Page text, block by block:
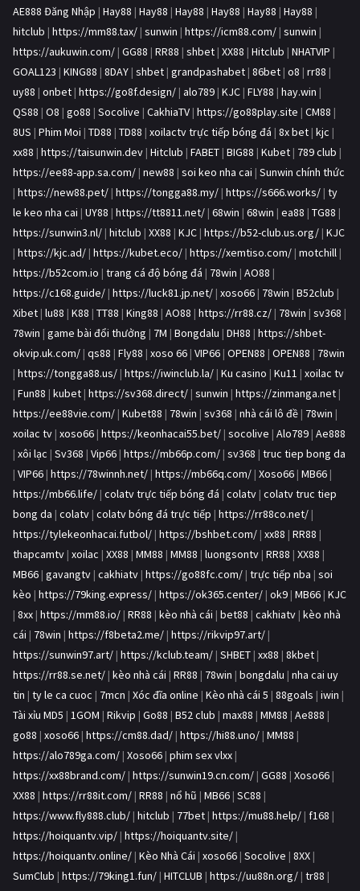
AE888 Đăng Nhập | Hay88 | Hay88 | Hay88 | Hay88 | Hay88 | Hay88 |
hitclub | https://mm88.tax/ | sunwin | https://icm88.com/ | sunwin |
https://aukuwin.com/ | GG88 | RR88 | shbet | XX88 | Hitclub | NHATVIP |
GOAL123 | KING88 | 8DAY | shbet | grandpashabet | 86bet | o8 | rr88 |
uy88 | onbet | https://go8f.design/ | alo789 | KJC | FLY88 | hay.win |
QS88 | O8 | go88 | Socolive | CakhiaTV | https://go88play.site | CM88 |
8US | Phim Moi | TD88 | TD88 | xoilactv trực tiếp bóng đá | 8x bet | kjc |
xx88 | https://taisunwin.dev | Hitclub | FABET | BIG88 | Kubet | 789 club |
https://ee88-app.sa.com/ | new88 | soi keo nha cai | Sunwin chính thức
| https://new88.pet/ | https://tongga88.my/ | https://s666.works/ | ty
le keo nha cai | UY88 | https://tt8811.net/ | 68win | 68win | ea88 | TG88 |
https://sunwin3.nl/ | hitclub | XX88 | KJC | https://b52-club.us.org/ | KJC
| https://kjc.ad/ | https://kubet.eco/ | https://xemtiso.com/ | motchill |
https://b52com.io | trang cá độ bóng đá | 78win | AO88 |
https://c168.guide/ | https://luck81.jp.net/ | xoso66 | 78win | B52club |
Xibet | lu88 | K88 | TT88 | King88 | AO88 | https://rr88.cz/ | 78win | sv368 |
78win | game bài đổi thưởng | 7M | Bongdalu | DH88 | https://shbet-
okvip.uk.com/ | qs88 | Fly88 | xoso 66 | VIP66 | OPEN88 | OPEN88 | 78win
| https://tongga88.us/ | https://iwinclub.la/ | Ku casino | Ku11 | xoilac tv
| Fun88 | kubet | https://sv368.direct/ | sunwin | https://zinmanga.net |
https://ee88vie.com/ | Kubet88 | 78win | sv368 | nhà cái lô đề | 78win |
xoilac tv | xoso66 | https://keonhacai55.bet/ | socolive | Alo789 | Ae888
| xôi lạc | Sv368 | Vip66 | https://mb66p.com/ | sv368 | truc tiep bong da
| VIP66 | https://78winnh.net/ | https://mb66q.com/ | Xoso66 | MB66 |
https://mb66.life/ | colatv trực tiếp bóng đá | colatv | colatv truc tiep
bong da | colatv | colatv bóng đá trực tiếp | https://rr88co.net/ |
https://tylekeonhacai.futbol/ | https://bshbet.com/ | xx88 | RR88 |
thapcamtv | xoilac | XX88 | MM88 | MM88 | luongsontv | RR88 | XX88 |
MB66 | gavangtv | cakhiatv | https://go88fc.com/ | trực tiếp nba | soi
kèo | https://79king.express/ | https://ok365.center/ | ok9 | MB66 | KJC
| 8xx | https://mm88.io/ | RR88 | kèo nhà cái | bet88 | cakhiatv | kèo nhà
cái | 78win | https://f8beta2.me/ | https://rikvip97.art/ |
https://sunwin97.art/ | https://kclub.team/ | SHBET | xx88 | 8kbet |
https://rr88.se.net/ | kèo nhà cái | RR88 | 78win | bongdalu | nha cai uy
tin | ty le ca cuoc | 7mcn | Xóc đĩa online | Kèo nhà cái 5 | 88goals | iwin |
Tài xỉu MD5 | 1GOM | Rikvip | Go88 | B52 club | max88 | MM88 | Ae888 |
go88 | xoso66 | https://cm88.dad/ | https://hi88.uno/ | MM88 |
https://alo789ga.com/ | Xoso66 | phim sex vlxx |
https://xx88brand.com/ | https://sunwin19.cn.com/ | GG88 | Xoso66 |
XX88 | https://rr88it.com/ | RR88 | nổ hũ | MB66 | SC88 |
https://www.fly888.club/ | hitclub | 77bet | https://mu88.help/ | f168 |
https://hoiquantv.vip/ | https://hoiquantv.site/ |
https://hoiquantv.online/ | Kèo Nhà Cái | xoso66 | Socolive | 8XX |
SumClub | https://79king1.fun/ | HITCLUB | https://uu88n.org/ | tr88 |